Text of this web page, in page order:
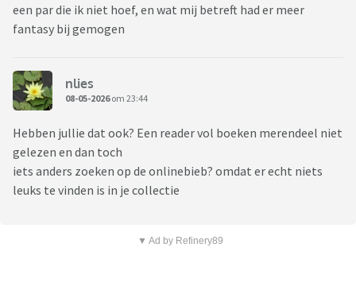
een par die ik niet hoef, en wat mij betreft had er meer
fantasy bij gemogen
nlies
08-05-2026om 23:44
Hebben jullie dat ook? Een reader vol boeken merendeel niet
gelezen en dan toch
iets anders zoeken op de onlinebieb? omdat er echt niets
leuks te vinden is in je collectie
▼ Ad by Refinery89